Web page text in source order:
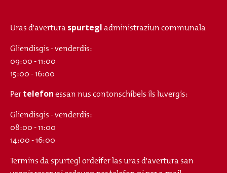
Uras d'averturaspurtegladministraziun communala
Gliendisgis - venderdis:
09:00 - 11:00
15:00 - 16:00
Pertelefonessan nus contonschibels ils luvergis:
Gliendisgis - venderdis:
08:00 - 11:00
14:00 - 16:00
Termins da spurtegl ordeifer las uras d'avertura san